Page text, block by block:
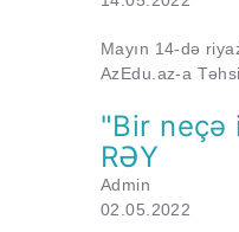
Mayın 14-də
AzEdu.az-a
"Bir neçə
RƏY
Admin
02.05.2022